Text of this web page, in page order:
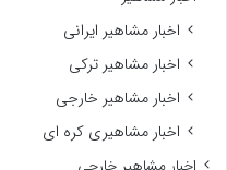
اخبار مشاهیر ایرانی
اخبار مشاهیر ترکی
اخبار مشاهیر خارجی
اخبار مشاهیری کره ای